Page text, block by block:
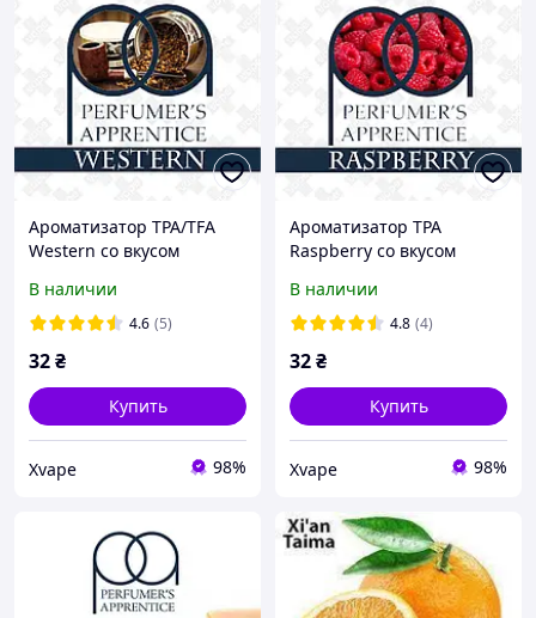
Ароматизатор TPA/TFA
Western со вкусом
В наличии
4.6 (5)
32₴
Купить
Xvape 98%
Ароматизатор TPA
Raspberry со вкусом
В наличии
4.8 (4)
32₴
Купить
Xvape 98%